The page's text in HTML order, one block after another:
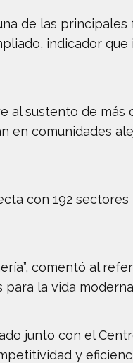
de las principales
indicador que
al sustento de más
en comunidades
con 192
comentó al
la vida
junto con el
y